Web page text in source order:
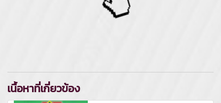
เนื้อหาที่เกี่ยวข้อง